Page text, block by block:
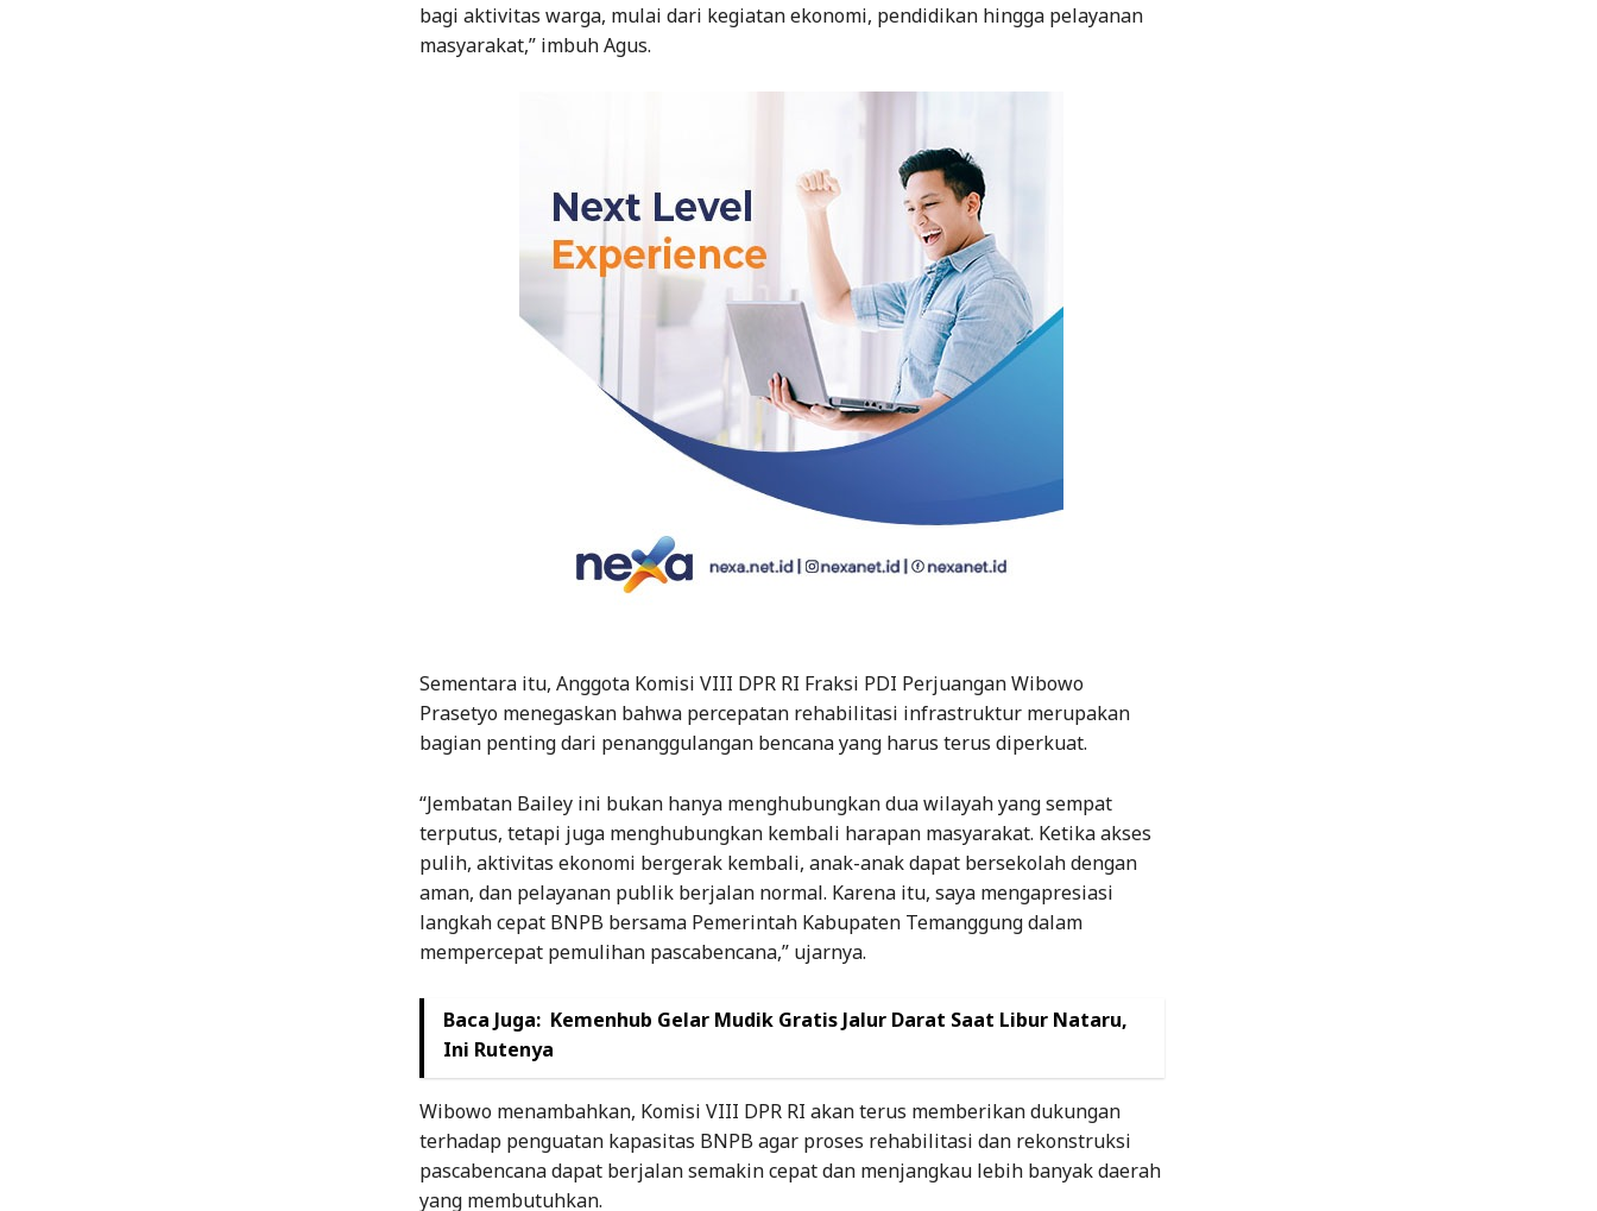
bagi aktivitas warga, mulai dari kegiatan ekonomi, pendidikan hingga pelayanan
masyarakat,” imbuh Agus.
Sementara itu, Anggota Komisi VIII DPR RI Fraksi PDI Perjuangan Wibowo
Prasetyo menegaskan bahwa percepatan rehabilitasi infrastruktur merupakan
bagian penting dari penanggulangan bencana yang harus terus diperkuat.
“Jembatan Bailey ini bukan hanya menghubungkan dua wilayah yang sempat
terputus, tetapi juga menghubungkan kembali harapan masyarakat. Ketika akses
pulih, aktivitas ekonomi bergerak kembali, anak-anak dapat bersekolah dengan
aman, dan pelayanan publik berjalan normal. Karena itu, saya mengapresiasi
langkah cepat BNPB bersama Pemerintah Kabupaten Temanggung dalam
mempercepat pemulihan pascabencana,” ujarnya.
Baca Juga: Kemenhub Gelar Mudik Gratis Jalur Darat Saat Libur Nataru,
Ini Rutenya
Wibowo menambahkan, Komisi VIII DPR RI akan terus memberikan dukungan
terhadap penguatan kapasitas BNPB agar proses rehabilitasi dan rekonstruksi
pascabencana dapat berjalan semakin cepat dan menjangkau lebih banyak daerah
yang membutuhkan.